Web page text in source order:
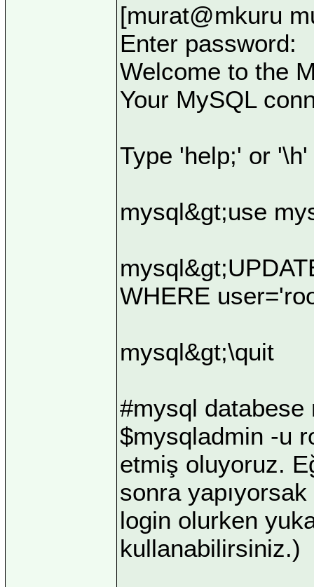
[murat@mkuru
Enter password:
Welcome to the
Your MySQL
Type 'help;' or
mysql&gt;use
WHERE
mysql&gt;\quit
#mysql
$mysqladmin -u
etmiş oluyoruz.
sonra
login olurken
kullanabilirsiniz.)